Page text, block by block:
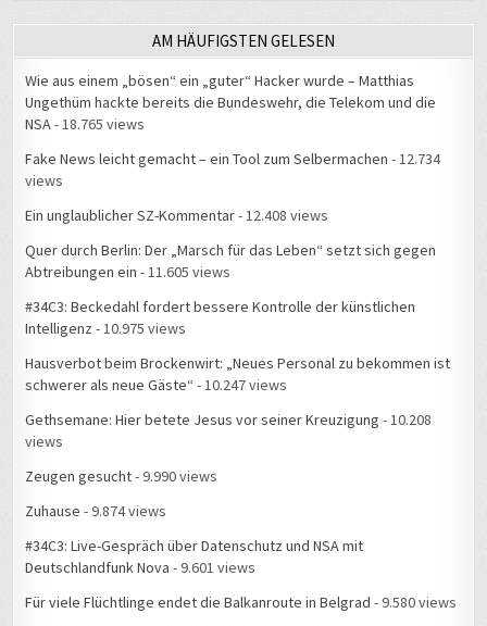
AM HÄUFIGSTEN GELESEN
Wie aus einem „bösen“ ein „guter“ Hacker wurde – Matthias
Ungethüm hackte bereits die Bundeswehr, die Telekom und die
NSA- 18.765 views
Fake News leicht gemacht – ein Tool zum Selbermachen - 12.734
views
Ein unglaublicher SZ-Kommentar- 12.408 views
Quer durch Berlin: Der „Marsch für das Leben“ setzt sich gegen
Abtreibungen ein - 11.605 views
#34C3: Beckedahl fordert bessere Kontrolle der künstlichen
Intelligenz - 10.975 views
Hausverbot beim Brockenwirt: „Neues Personal zu bekommen ist
schwerer als neue Gäste“ - 10.247 views
Gethsemane: Hier betete Jesus vor seiner Kreuzigung - 10.208
views
Zeugen gesucht- 9.990 views
Zuhause - 9.874 views
#34C3: Live-Gespräch über Datenschutz und NSA mit
Deutschlandfunk Nova - 9.601 views
Für viele Flüchtlinge endet die Balkanroute in Belgrad - 9.580 views